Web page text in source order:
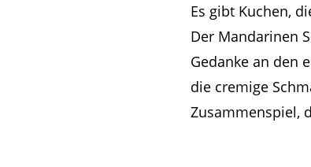
Es gibt Kuchen,
Der Mandarinen
Gedanke an den
die cremige
Zusammenspiel,